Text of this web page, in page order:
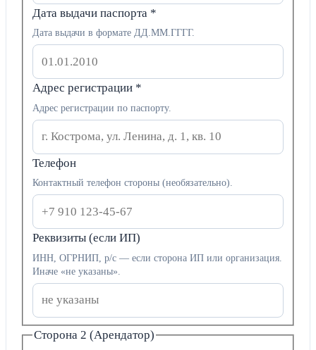
Дата выдачи паспорта *
Дата выдачи в формате ДД.ММ.ГГГГ.
Адрес регистрации *
Адрес регистрации по паспорту.
Телефон
Контактный телефон стороны (необязательно).
Реквизиты (если ИП)
ИНН, ОГРНИП, р/с — если сторона ИП или организация.
Иначе «не указаны».
Сторона 2 (Арендатор)